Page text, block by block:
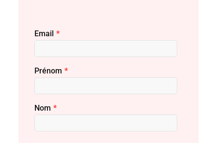
Email *
Prénom *
Nom *